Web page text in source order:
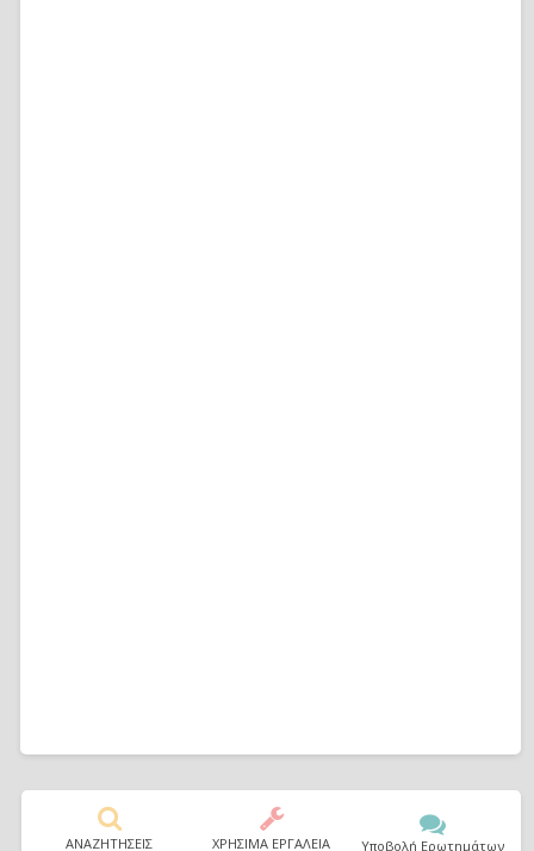
ΑΝΑΖΗΤΗΣΕΙΣ ΧΡΗΣΙΜΑ ΕΡΓΑΛΕΙΑ Υποβολή Ερωτημάτων